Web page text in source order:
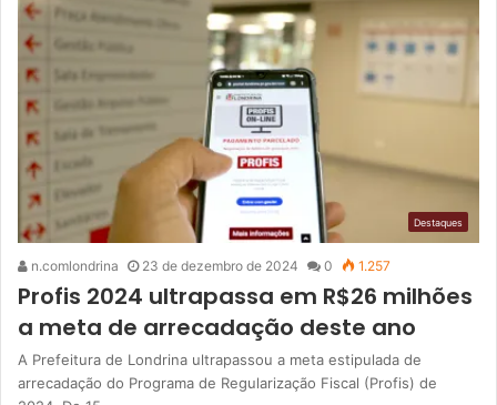
Destaques
n.comlondrina 23 de dezembro de 2024 0 1.257
Profis 2024 ultrapassa em R$26 milhões
a meta de arrecadação deste ano
A Prefeitura de Londrina ultrapassou a meta estipulada de
arrecadação do Programa de Regularização Fiscal (Profis) de